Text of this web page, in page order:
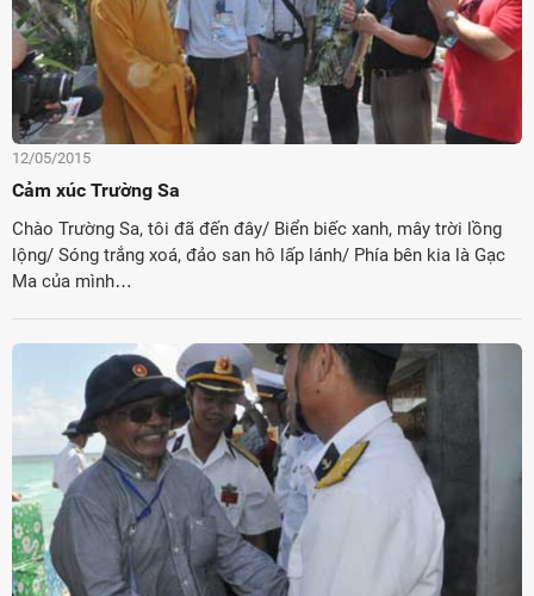
12/05/2015
Cảm xúc Trường Sa
Chào Trường Sa, tôi đã đến đây/ Biển biếc xanh, mây trời lồng
lộng/ Sóng trắng xoá, đảo san hô lấp lánh/ Phía bên kia là Gạc
Ma của mình…